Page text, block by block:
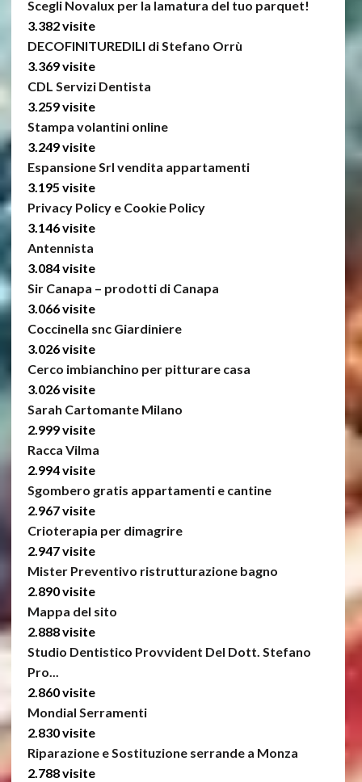
Scegli Novalux per la lamatura del tuo parquet!
3.382 visite
DECOFINITUREDILI di Stefano Orrù
3.369 visite
CDL Servizi Dentista
3.259 visite
Stampa volantini online
3.249 visite
Espansione Srl vendita appartamenti
3.195 visite
Privacy Policy e Cookie Policy
3.146 visite
Antennista
3.084 visite
Sir Canapa – prodotti di Canapa
3.066 visite
Coccinella snc Giardiniere
3.026 visite
Cerco imbianchino per pitturare casa
3.026 visite
Sarah Cartomante Milano
2.999 visite
Racca Vilma
2.994 visite
Sgombero gratis appartamenti e cantine
2.967 visite
Crioterapia per dimagrire
2.947 visite
Mister Preventivo ristrutturazione bagno
2.890 visite
Mappa del sito
2.888 visite
Studio Dentistico Provvident Del Dott. Stefano
Pro...
2.860 visite
Mondial Serramenti
2.830 visite
Riparazione e Sostituzione serrande a Monza
2.788 visite